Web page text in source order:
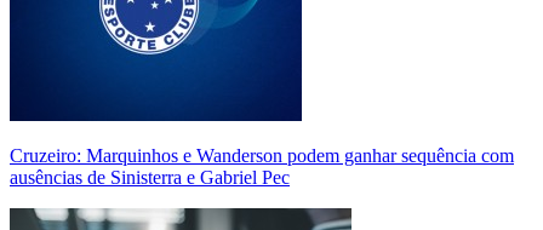
Cruzeiro: Marquinhos e Wanderson podem ganhar sequência com
ausências de Sinisterra e Gabriel Pec